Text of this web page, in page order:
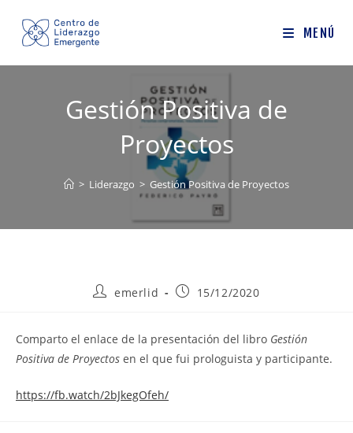
contenido
MENÚ
Gestión Positiva de
Proyectos
> Liderazgo > Gestión Positiva de Proyectos
Autor
entrada:
emerlid
Publicación
entrada:
15/12/2020
Comparto el enlace de la presentación del libro Gestión
Positiva de Proyectos en el que fui prologuista y participante.
https://fb.watch/2bJkegOfeh/